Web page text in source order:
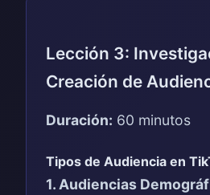
Lección 3:
Creación de
Duración: 60 minutos
Tipos de Audiencia en
1. Audiencias